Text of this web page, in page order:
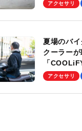
適！
アクセサリ
夏場のバ
クーラーが
「
ビュー。
性がグッド
アクセサリ